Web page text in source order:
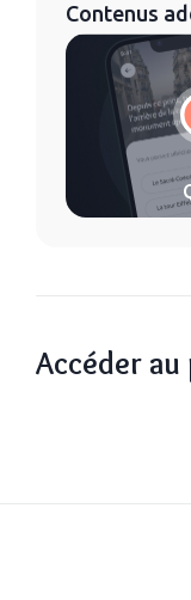
Contenus
Accéder